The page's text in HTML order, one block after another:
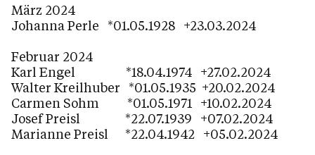
März 2024
Johanna Perle *01.05.1928 +23.03.2024
Februar 2024
Karl Engel *18.04.1974 +27.02.2024
Walter Kreilhuber *01.05.1935 +20.02.2024
Carmen Sohm *01.05.1971 +10.02.2024
Josef Preisl *22.07.1939 +07.02.2024
Marianne Preisl *22.04.1942 +05.02.2024